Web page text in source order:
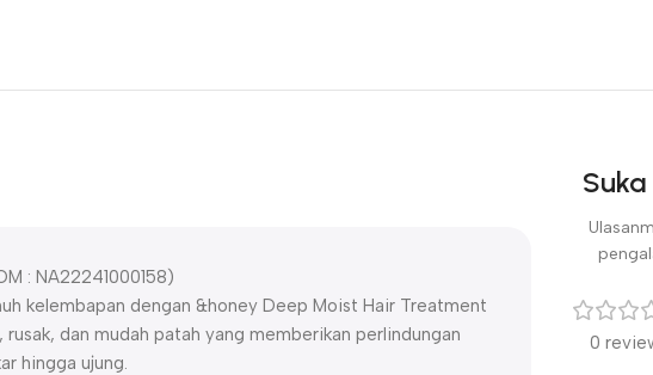
: NA22241000158)
kelembapan dengan &honey Deep Moist Hair Treatment
dan mudah patah yang memberikan perlindungan
hingga ujung.
0